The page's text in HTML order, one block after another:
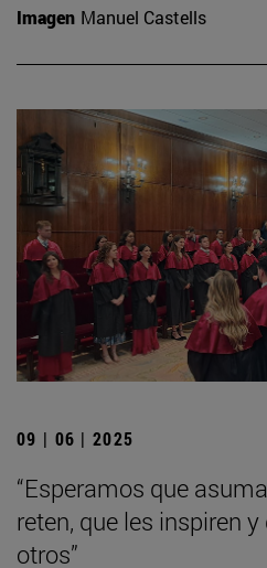
Imagen Manuel Castells
09 | 06 | 2025
“Esperamos que
reten, que les inspiren
otros”